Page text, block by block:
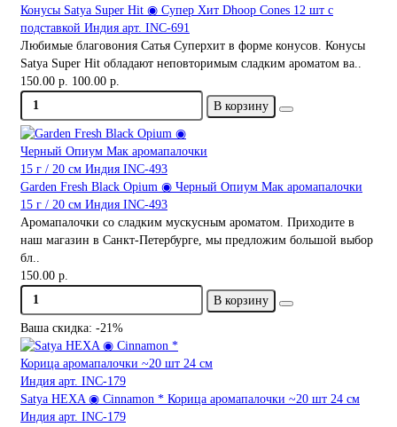
Конусы Satya Super Hit ◉ Супер Хит Dhoop Cones 12 шт с
подставкой Индия арт. INC-691
Любимые благовония Сатья Суперхит в форме конусов. Конусы
Satya Super Hit обладают неповторимым сладким ароматом ва..
150.00 р. 100.00 р.
В корзину
Garden Fresh Black Opium ◉ Черный Опиум Мак аромапалочки
15 г / 20 см Индия INC-493
Аромапалочки со сладким мускусным ароматом. Приходите в
наш магазин в Санкт-Петербурге, мы предложим большой выбор
бл..
150.00 р.
В корзину
Ваша скидка: -21%
Satya HEXA ◉ Cinnamon * Корица аромапалочки ~20 шт 24 см
Индия арт. INC-179